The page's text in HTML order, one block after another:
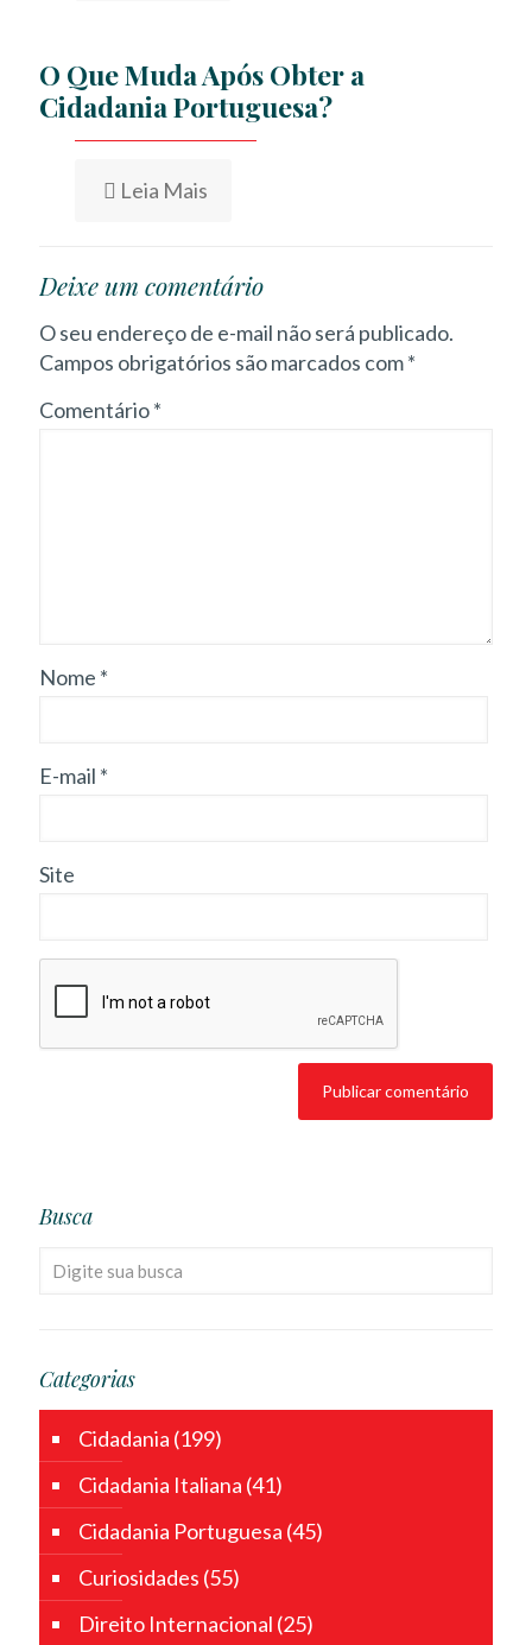
O Que Muda Após Obter a
Cidadania Portuguesa?
Leia Mais
Deixe um comentário
O seu endereço de e-mail não será publicado.
Campos obrigatórios são marcados com*
Comentário*
Nome *
E-mail *
Site
Busca
Categorias
Cidadania (199)
Cidadania Italiana (41)
Cidadania Portuguesa (45)
Curiosidades (55)
Direito Internacional (25)